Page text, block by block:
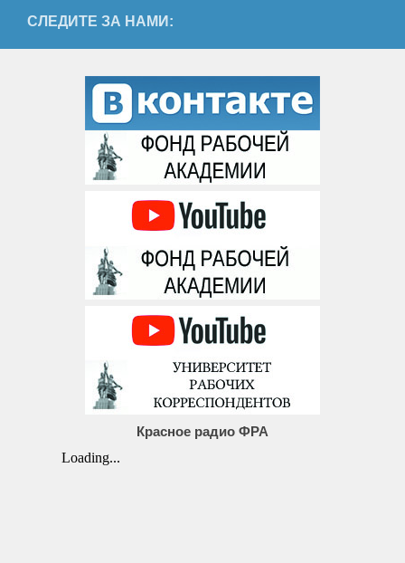
СЛЕДИТЕ ЗА НАМИ:
Красное радио ФРА